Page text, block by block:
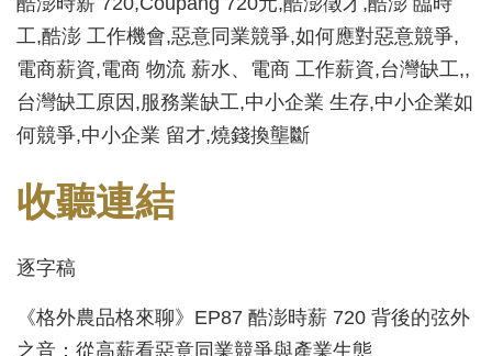
工,酷澎 工作機會,惡意同業競爭,如何應對惡意競爭,
電商薪資,電商 物流 薪水、電商 工作薪資,台灣缺工,,
台灣缺工原因,服務業缺工,中小企業 生存,中小企業如
何競爭,中小企業 留才,燒錢換壟斷
收聽連結
逐字稿
《格外農品格來聊》EP87 酷澎時薪 720 背後的弦外
之音：從高薪看惡意同業競爭與產業生態